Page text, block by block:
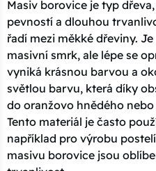
Masiv borovice je typ
pevností a dlouhou
řadí mezi měkké dřeviny.
masivní smrk, ale lépe se
vyniká krásnou barvou a
světlou barvu, která díky
do oranžovo hnědého
Tento materiál je často
například pro výrobu
masivu borovice jsou